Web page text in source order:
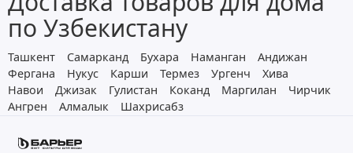
по Узбекистану
Ташкент Самарканд Бухара Наманган
Андижан
Фергана
Нукус Карши Термез Ургенч
Хива
Навои
Джизак Гулистан Коканд Маргилан
Чирчик
Ангрен
Алмалык Шахрисабз